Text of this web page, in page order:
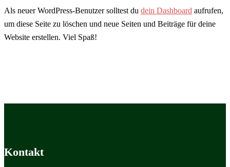
Als neuer WordPress-Benutzer solltest du dein Dashboard aufrufen,
um diese Seite zu löschen und neue Seiten und Beiträge für deine
Website erstellen. Viel Spaß!
Kontakt